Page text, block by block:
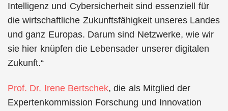
Intelligenz und Cybersicherheit sind essenziell für
die wirtschaftliche Zukunftsfähigkeit unseres Landes
und ganz Europas. Darum sind Netzwerke, wie wir
sie hier knüpfen die Lebensader unserer digitalen
Zukunft.“
Prof. Dr. Irene Bertschek, die als Mitglied der
Expertenkommission Forschung und Innovation